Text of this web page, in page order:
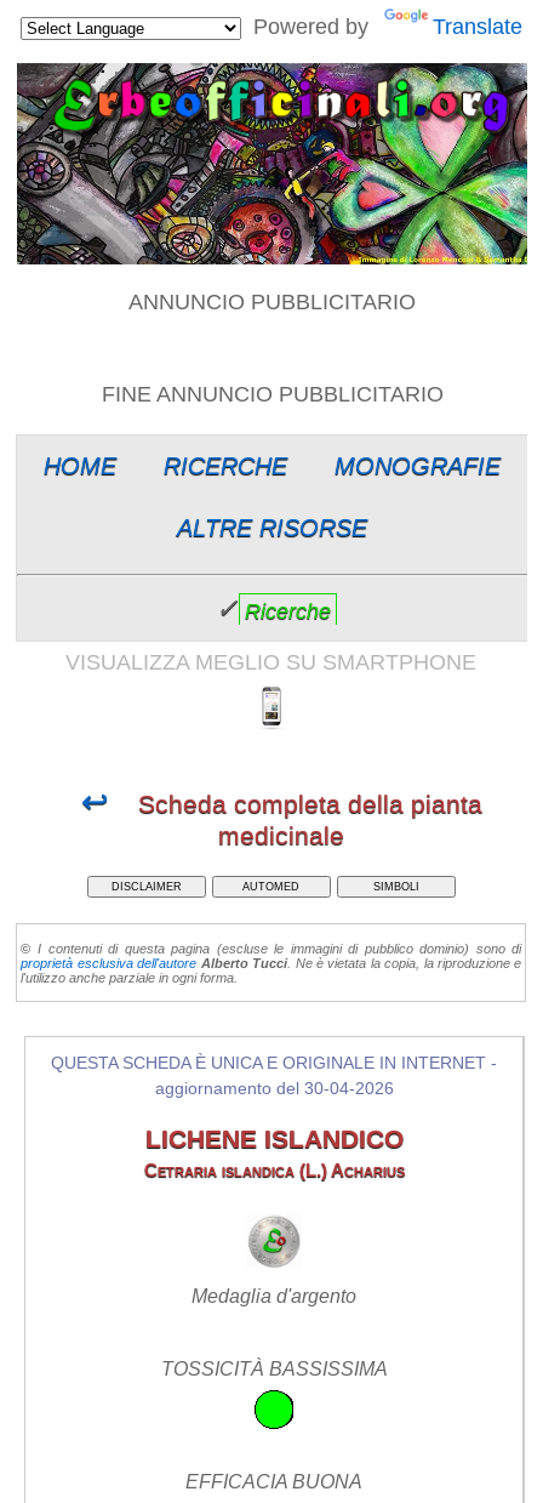
Powered by Translate
ANNUNCIO PUBBLICITARIO
FINE ANNUNCIO PUBBLICITARIO
HOME RICERCHE MONOGRAFIE
ALTRE RISORSE
✓ Ricerche
VISUALIZZA MEGLIO SU SMARTPHONE
↩ Scheda completa della pianta
medicinale
DISCLAIMER AUTOMED SIMBOLI
© I contenuti di questa pagina (escluse le immagini di pubblico dominio) sono di
proprietà esclusiva dell'autore Alberto Tucci . Ne è vietata la copia, la riproduzione e
l'utilizzo anche parziale in ogni forma.
QUESTA SCHEDA È UNICA E ORIGINALE IN INTERNET -
aggiornamento del 30-04-2026
LICHENE ISLANDICO
Cetraria islandica (L.) Acharius
Medaglia d'argento
TOSSICITÀ BASSISSIMA
EFFICACIA BUONA